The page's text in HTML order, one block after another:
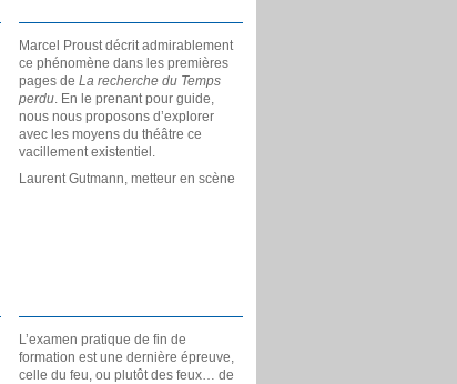
Marcel Proust décrit admirablement
ce phénomène dans les premières
pages de La recherche du Temps
perdu. En le prenant pour guide,
nous nous proposons d’explorer
avec les moyens du théâtre ce
vacillement existentiel.
Laurent Gutmann, metteur en scène
L’examen pratique de fin de
formation est une dernière épreuve,
celle du feu, ou plutôt des feux… de